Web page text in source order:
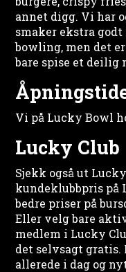
annet digg. Vi har
smaker ekstra
bowling, men det
bare spise et deilig
Vi på Lucky Bowl
Lucky Club
Sjekk også ut
kundeklubbpris på
bedre priser på
Eller velg bare
medlem i Lucky
det selvsagt gratis.
allerede i dag og